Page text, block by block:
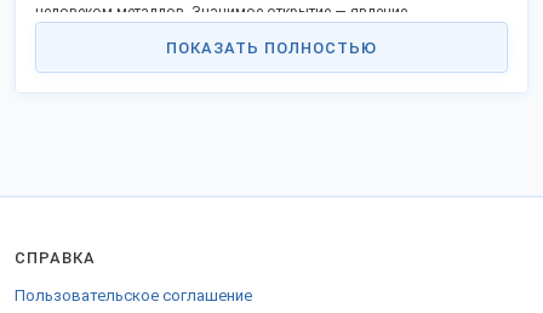
человеком металлов. Значимое открытие — явление
совершил русский ученый Василий Петров в 1802г. Советские же
ученые первыми произвели сварку в условиях глубокого вакуума
представленного сварочного оборудования. Выставка
В каталоге продукция новых и популярных брендов. Качество
ПОКАЗАТЬ ПОЛНОСТЬЮ
СПРАВКА
Пользовательское соглашение